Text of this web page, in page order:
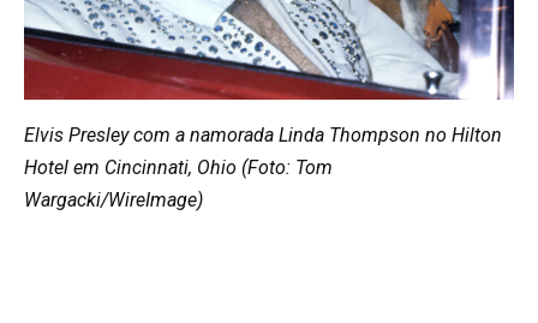
Elvis Presley com a namorada Linda Thompson no Hilton
Hotel em Cincinnati, Ohio (Foto: Tom
Wargacki/WireImage)